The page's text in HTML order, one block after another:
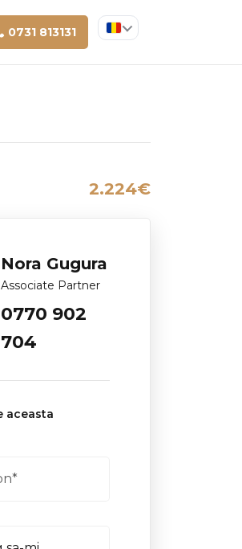
0731 813131
2.224€
Nora Gugura
Associate Partner
0770 902
704
aceasta